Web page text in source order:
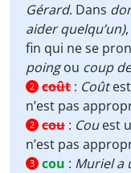
Gérard. Dans
aider quelqu’un)
fin qui ne se
poingou coup
2 coût : Coût
n’est pas
2 cou : Couest
n’est pas
3 cou : Muriel a